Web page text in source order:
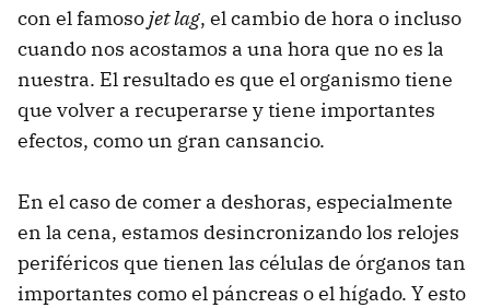
con el famosojet lag, el cambio de hora o incluso
cuando nos acostamos a una hora que no es la
nuestra. El resultado es que el organismo tiene
que volver a recuperarse y tiene importantes
efectos, como un gran cansancio.
En el caso de comer a deshoras, especialmente
en la cena, estamos desincronizando los relojes
periféricos que tienen las células de órganos tan
importantes como el páncreas o el hígado. Y esto